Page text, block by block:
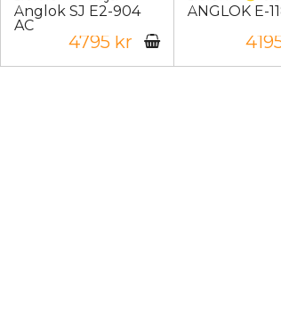
Ånglok SJ E2-904
AC
4795 kr
ÅNGLOK E-